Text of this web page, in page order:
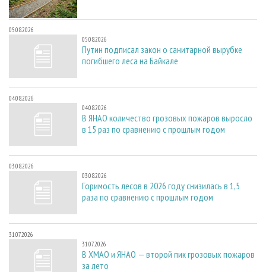
05.08.2026
05.08.2026
Путин подписал закон о санитарной вырубке
погибшего леса на Байкале
04.08.2026
04.08.2026
В ЯНАО количество грозовых пожаров выросло
в 15 раз по сравнению с прошлым годом
03.08.2026
03.08.2026
Горимость лесов в 2026 году снизилась в 1,5
раза по сравнению с прошлым годом
31.07.2026
31.07.2026
В ХМАО и ЯНАО — второй пик грозовых пожаров
за лето